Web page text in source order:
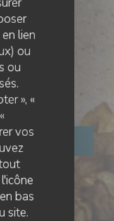
lien
ou
ou
», «
vos
bas
site.